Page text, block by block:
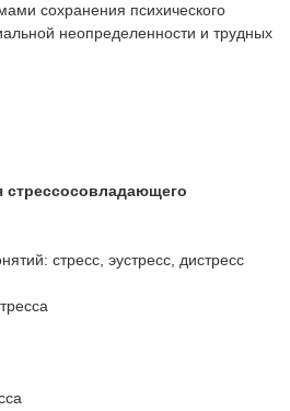
сохранения психического
неопределенности и трудных
стрессосовладающего
стресс, эустресс, дистресс